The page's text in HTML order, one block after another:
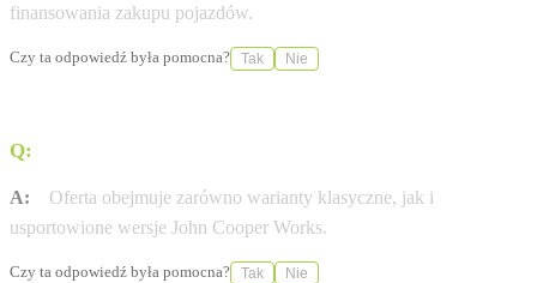
finansowania zakupu pojazdów.
Czy ta odpowiedź była pomocna? Tak Nie
Q:
A:
Oferta obejmuje zarówno warianty klasyczne, jak i
usportowione wersje John Cooper Works.
Czy ta odpowiedź była pomocna? Tak Nie